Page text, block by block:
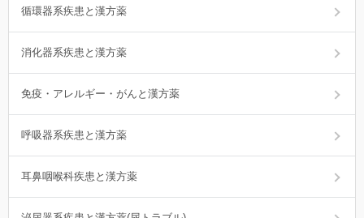
循環器系疾患と漢方薬
消化器系疾患と漢方薬
免疫・アレルギー・がんと漢方薬
呼吸器系疾患と漢方薬
耳鼻咽喉科疾患と漢方薬